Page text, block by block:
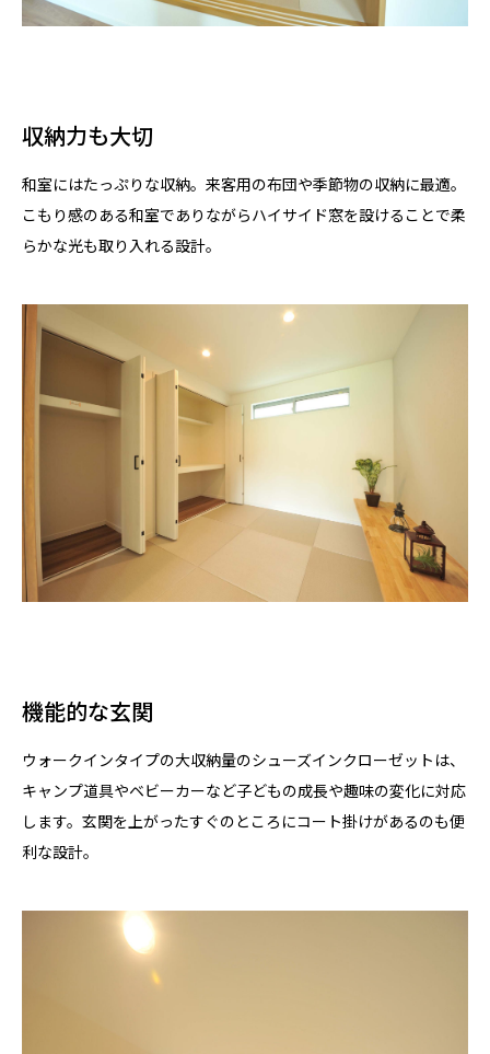
収納力も大切
和室にはたっぷりな収納。来客用の布団や季節物の収納に最適。
こもり感のある和室でありながらハイサイド窓を設けることで柔
らかな光も取り入れる設計。
機能的な玄関
ウォークインタイプの大収納量のシューズインクローゼットは、
キャンプ道具やベビーカーなど子どもの成長や趣味の変化に対応
します。玄関を上がったすぐのところにコート掛けがあるのも便
利な設計。